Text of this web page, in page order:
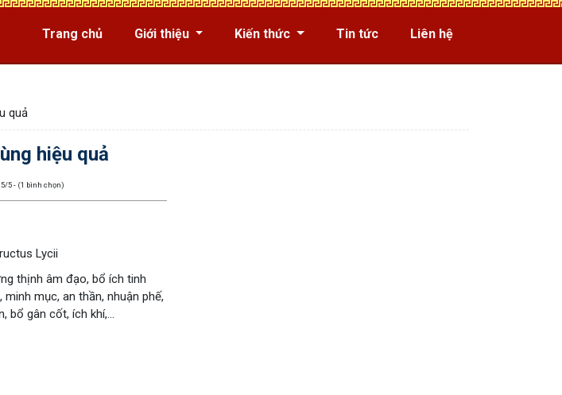
Trang chủ Giới thiệu Kiến thức Tin tức Liên hệ
quả
hiệu quả
5/5 - (1 bình chọn)
Lycii
thịnh âm đạo, bổ ích tinh
minh mục, an thần, nhuận phế,
bổ gân cốt, ích khí,…